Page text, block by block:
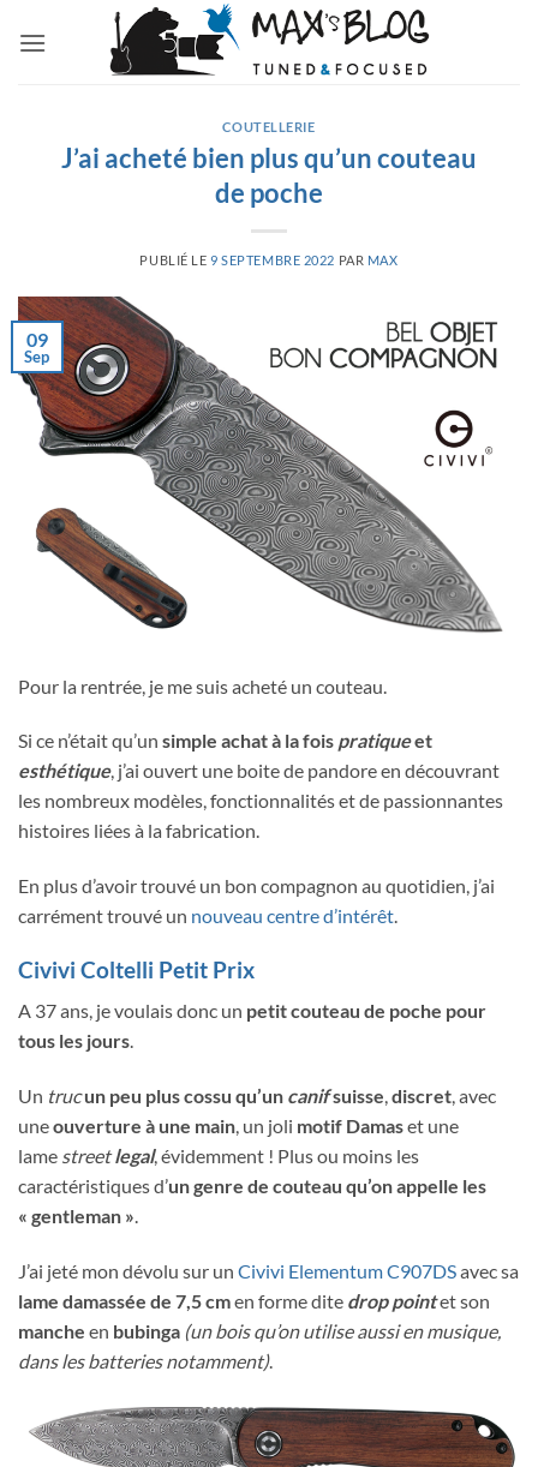
COUTELLERIE
J’ai acheté bien plus qu’un couteau
de poche
PUBLIÉ LE9 SEPTEMBRE 2022 PAR MAX
09
Sep
Pour la rentrée, je me suis acheté un couteau.
Si ce n’était qu’un simple achat à la fois pratiqueet
esthétique, j’ai ouvert une boite de pandore en découvrant
les nombreux modèles, fonctionnalités et de passionnantes
histoires liées à la fabrication.
En plus d’avoir trouvé un bon compagnon au quotidien, j’ai
carrément trouvé un nouveau centre d’intérêt.
Civivi Coltelli Petit Prix
A 37 ans, je voulais donc un petit couteau de poche pour
tous les jours.
Un trucun peu plus cossu qu’un canifsuisse,discret, avec
uneouverture à une main, un joli motif Damaset une
lame streetlegal, évidemment ! Plus ou moins les
caractéristiques d’un genre de couteau qu’on appelle les
« gentleman ».
J’ai jeté mon dévolu sur un Civivi Elementum C907DSavec sa
lame damassée de 7,5 cmen forme dite drop pointet son
manche en bubinga (un bois qu’on utilise aussi en musique,
dans les batteries notamment).